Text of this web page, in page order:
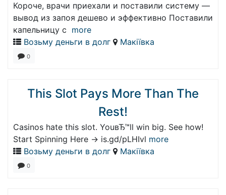
Короче, врачи приехали и поставили систему —
вывод из запоя дешево и эффективно Поставили
капельницу с more
Возьму деньги в долг
Макіївка
0
This Slot Pays More Than The
Rest!
Casinos hate this slot. YouвЂ™ll win big. See how!
Start Spinning Here -> is.gd/pLHIvl more
Возьму деньги в долг
Макіївка
0